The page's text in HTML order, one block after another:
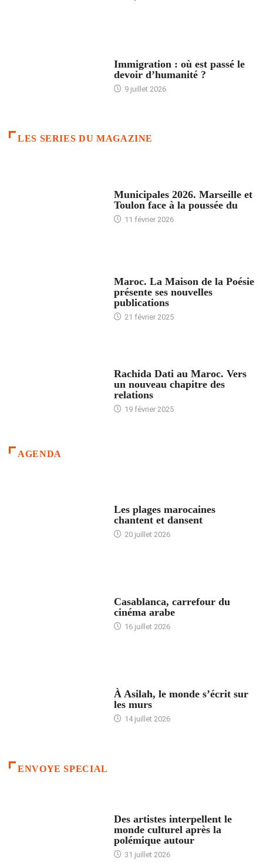
Immigration : où est passé le
devoir d’humanité ?
9 juillet 2026
LES SERIES DU MAGAZINE
Municipales 2026. Marseille et
Toulon face à la poussée du
11 février 2026
Maroc. La Maison de la Poésie
présente ses nouvelles
publications
21 février 2025
Rachida Dati au Maroc. Vers
un nouveau chapitre des
relations
19 février 2025
AGENDA
Les plages marocaines
chantent et dansent
20 juillet 2026
Casablanca, carrefour du
cinéma arabe
16 juillet 2026
À Asilah, le monde s’écrit sur
les murs
14 juillet 2026
ENVOYE SPECIAL
Des artistes interpellent le
monde culturel après la
polémique autour
31 juillet 2026